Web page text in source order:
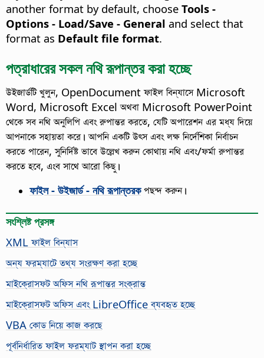
another format by default, choose Tools -
Options - Load/Save - General and select that
format as Default file format.
পত্রাধারের সকল নথি রূপান্তর করা হচ্ছে
উইজার্ডটি খুলুন, OpenDocument ফাইল বিন্যাসে Microsoft
Word, Microsoft Excel অথবা Microsoft PowerPoint
থেকে সব নথি অনুলিপি এবং রুপান্তর করতে, যেটি অপারেশন এর মধ্য দিয়ে
আপনাকে সহায়তা করে। আপনি একটি উৎস এবং লক্ষ নির্দেশিকা নির্বাচন
করতে পারেন, সুনির্দিষ্ট ভাবে উল্লেখ করুন কোথায় নথি এবং/ফর্মা রুপান্তর
করতে হবে, এংব সাথে আরো কিছু।
ফাইল - উইজার্ড - নথি রূপান্তরকপছন্দ করুন।
সংশ্লিষ্ট প্রসঙ্গ
XML ফাইল বিন্যাস
অন্য ফরম্যাটে তথ্য সংরক্ষণ করা হচ্ছে
মাইক্রোসফট অফিস নথি রূপান্তর সংক্রান্ত
মাইক্রোসফট অফিস এবং LibreOffice ব্যবহৃত হচ্ছে
VBA কোড নিয়ে কাজ করছে
পূর্বনির্ধারিত ফাইল ফরম্যাট স্থাপন করা হচ্ছে